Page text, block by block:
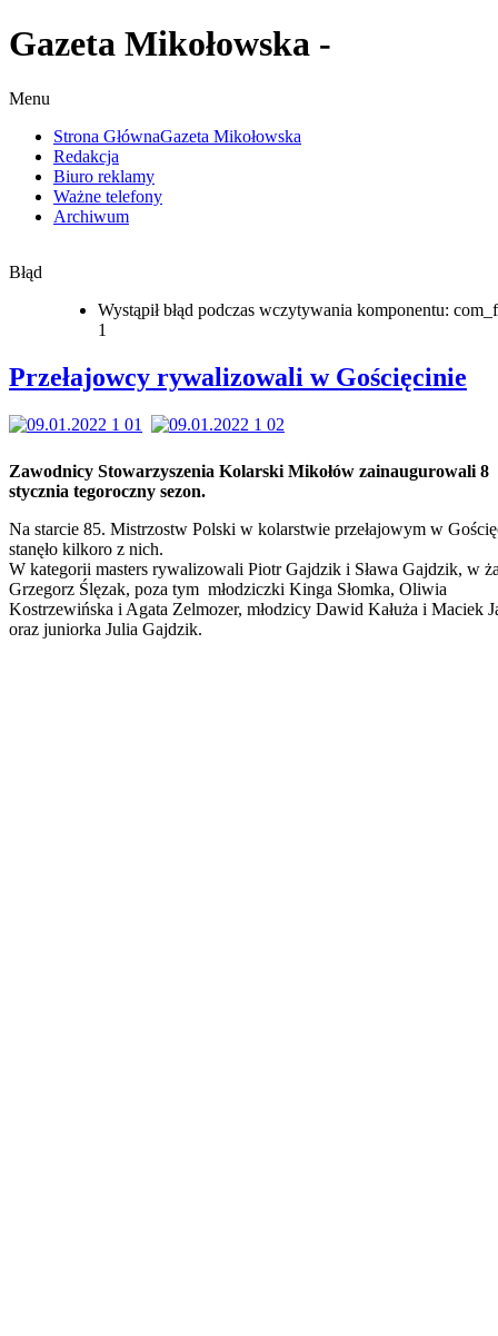
Gazeta Mikołowska -
Menu
Strona GłównaGazeta Mikołowska
Redakcja
Biuro reklamy
Ważne telefony
Archiwum
Błąd
Wystąpił błąd podczas wczytywania komponentu:
1
Przełajowcy rywalizowali w Gościęcinie
Zawodnicy Stowarzyszenia Kolarski Mikołów zainaugurowali 8
stycznia tegoroczny sezon.
Na starcie 85. Mistrzostw Polski w kolarstwie przełajowym w
stanęło kilkoro z nich.
W kategorii masters rywalizowali Piotr Gajdzik i Sława Gajdzik, w
Grzegorz Ślęzak, poza tym młodziczki Kinga Słomka, Oliwia
Kostrzewińska i Agata Zelmozer, młodzicy Dawid Kałuża i Maciek
oraz juniorka Julia Gajdzik.